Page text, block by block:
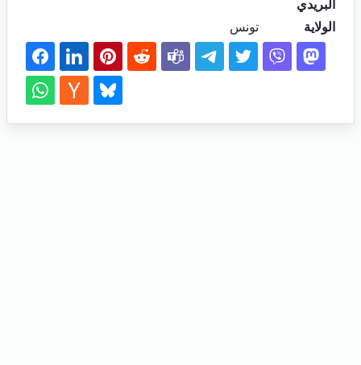
البريدي
الولاية تونس